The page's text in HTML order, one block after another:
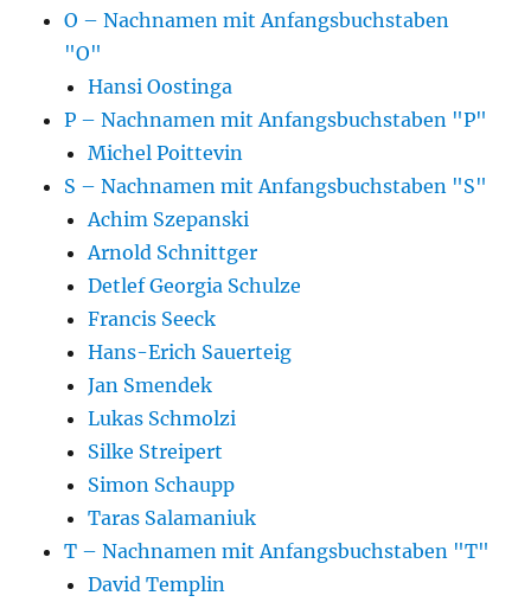
O – Nachnamen mit Anfangsbuchstaben
"O"
Hansi Oostinga
P – Nachnamen mit Anfangsbuchstaben "P"
Michel Poittevin
S – Nachnamen mit Anfangsbuchstaben "S"
Achim Szepanski
Arnold Schnittger
Detlef Georgia Schulze
Francis Seeck
Hans-Erich Sauerteig
Jan Smendek
Lukas Schmolzi
Silke Streipert
Simon Schaupp
Taras Salamaniuk
T – Nachnamen mit Anfangsbuchstaben "T"
David Templin